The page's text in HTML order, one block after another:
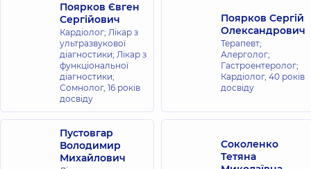
Поярков Євген
Сергійович
Кардіолог; Лікар з
ультразвукової
діагностики; Лікар з
функціональної
діагностики;
Сомнолог, 16 років
досвіду
Поярков Сергій
Олександрович
Терапевт;
Алерголог;
Гастроентеролог;
Кардіолог, 40 років
досвіду
Пустовгар
Володимир
Михайлович
Соколенко
Тетяна